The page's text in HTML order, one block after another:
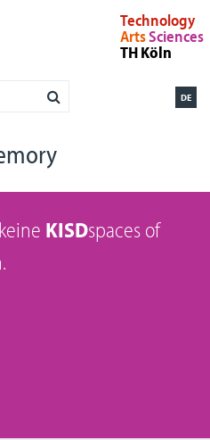
Technology
ArtsSciences
TH Köln
DE
KISDspaces of